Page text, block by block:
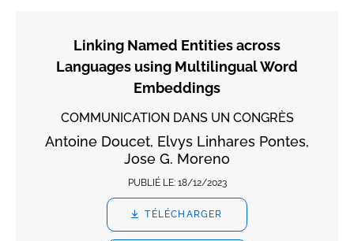
Linking Named Entities across
Languages using Multilingual Word
Embeddings
COMMUNICATION DANS UN CONGRÈS
Antoine Doucet, Elvys Linhares Pontes,
Jose G. Moreno
PUBLIÉ LE: 18/12/2023
TÉLÉCHARGER